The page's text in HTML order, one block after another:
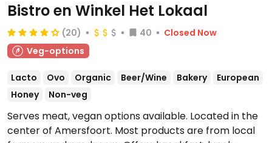
Bistro en Winkel Het Lokaal
(20) 40
Closed Now
Veg-options
Lacto Ovo Organic Beer/Wine Bakery
European
Honey
Non-veg
Serves meat, vegan options available. Located in the
center of Amersfoort. Most products are from local